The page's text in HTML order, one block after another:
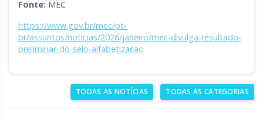
Fonte: MEC
https://www.gov.br/mec/pt-
br/assuntos/noticias/2026/janeiro/mec-divulga-resultado-
preliminar-do-selo-alfabetizacao
TODAS AS NOTÍCIAS TODAS AS CATEGORIAS